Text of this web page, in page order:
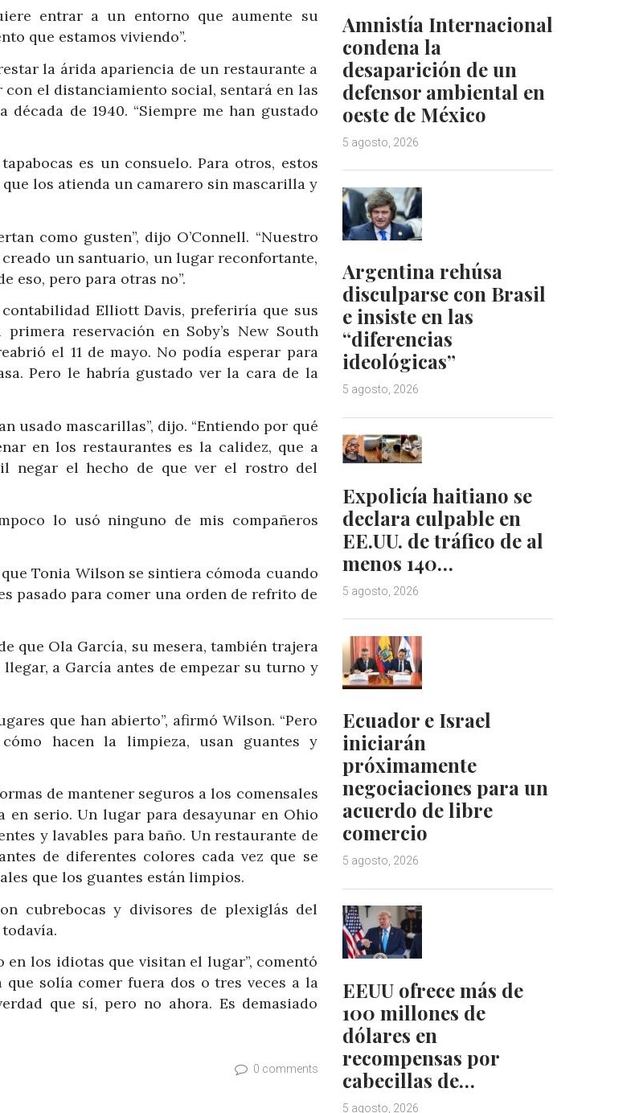
entrar a un entorno que aumente su
que estamos viviendo”.
la árida apariencia de un restaurante a
el distanciamiento social, sentará en las
de 1940. “Siempre me han gustado
es un consuelo. Para otros, estos
los atienda un camarero sin mascarilla y
como gusten”, dijo O’Connell. “Nuestro
un santuario, un lugar reconfortante,
eso, pero para otras no”.
Elliott Davis, preferiría que sus
reservación en Soby’s New South
el 11 de mayo. No podía esperar para
Pero le habría gustado ver la cara de la
usado mascarillas”, dijo. “Entiendo por qué
en los restaurantes es la calidez, que a
negar el hecho de que ver el rostro del
lo usó ninguno de mis compañeros
Tonia Wilson se sintiera cómoda cuando
pasado para comer una orden de refrito de
que Ola García, su mesera, también trajera
a García antes de empezar su turno y
que han abierto”, afirmó Wilson. “Pero
hacen la limpieza, usan guantes y
de mantener seguros a los comensales
en serio. Un lugar para desayunar en Ohio
y lavables para baño. Un restaurante de
de diferentes colores cada vez que se
que los guantes están limpios.
cubrebocas y divisores de plexiglás del
en los idiotas que visitan el lugar”, comentó
solía comer fuera dos o tres veces a la
que sí, pero no ahora. Es demasiado
0 comments
Amnistía Internacional
condena la
desaparición de un
defensor ambiental en
oeste de México
5 agosto, 2026
Argentina rehúsa
disculparse con Brasil
e insiste en las
“diferencias
ideológicas”
5 agosto, 2026
Expolicía haitiano se
declara culpable en
EE.UU. de tráfico de al
menos 140…
5 agosto, 2026
Ecuador e Israel
iniciarán
próximamente
negociaciones para un
acuerdo de libre
comercio
5 agosto, 2026
EEUU ofrece más de
100 millones de
dólares en
recompensas por
cabecillas de…
5 agosto, 2026